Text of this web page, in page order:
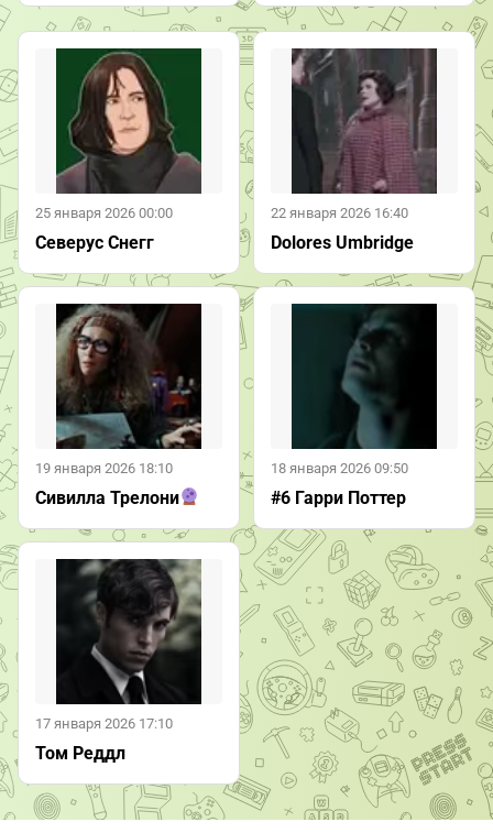
25 января 2026 00:00
Северус Снегг
22 января 2026 16:40
Dolores Umbridge
19 января 2026 18:10
Сивилла Трелони
18 января 2026 09:50
#6 Гарри Поттер
17 января 2026 17:10
Том Реддл